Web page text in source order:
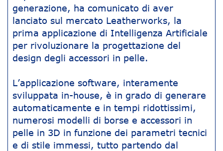
generazione, ha comunicato di aver
lanciato sul mercato Leatherworks, la
prima applicazione di Intelligenza Artificiale
per rivoluzionare la progettazione del
design degli accessori in pelle.
L’applicazione software, interamente
sviluppata in-house, è in grado di generare
automaticamente e in tempi ridottissimi,
numerosi modelli di borse e accessori in
pelle in 3D in funzione dei parametri tecnici
e di stile immessi, tutto partendo dal